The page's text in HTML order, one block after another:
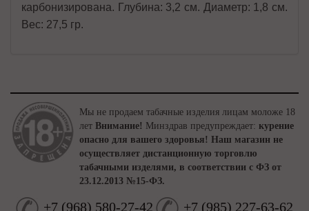
карбонизирована. Глубина: 3,2 см. Диаметр: 1,8 см.
Вес: 27,5 гр.
Мы не продаем табачные изделия лицам моложе 18
лет Внимание! Минздрав предупреждает: курение
опасно для вашего здоровья! Наш магазин не
осуществляет дистанционную торговлю
табачными изделями, в соответствии с ФЗ от
23.12.2013 №15-ФЗ.
+7 (968) 580-27-42 +7 (985) 227-63-62